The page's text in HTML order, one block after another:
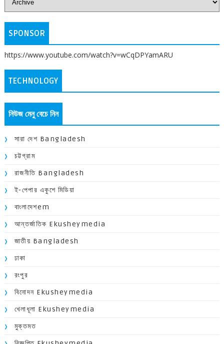
SPONSOR
https://www.youtube.com/watch?v=wCqDPYamARU
TECHNOLOGY
নিউজ মেনু বেচে নিন
সারা দেশ Bangladesh
চট্টগ্রাম
রাজনীতি Bangladesh
ই-পেপার একুশে মিডিয়া
বাংলাদেশem
আন্তর্জাতিক Ekusheymedia
জাতীয় Bangladesh
ঢাকা
রংপুর
বিনোদন Ekusheymedia
খেলাধূলা Ekusheymedia
মুক্তমত